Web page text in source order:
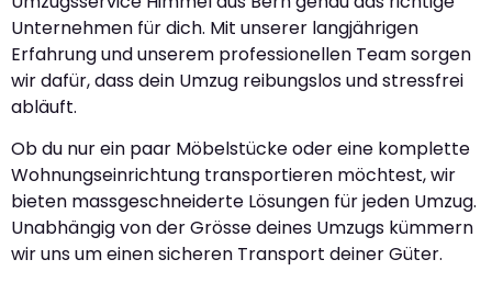
Unternehmen für dich. Mit unserer langjährigen
Erfahrung und unserem professionellen Team sorgen
wir dafür, dass dein Umzug reibungslos und stressfrei
abläuft.
Ob du nur ein paar Möbelstücke oder eine komplette
Wohnungseinrichtung transportieren möchtest, wir
bieten massgeschneiderte Lösungen für jeden Umzug.
Unabhängig von der Grösse deines Umzugs kümmern
wir uns um einen sicheren Transport deiner Güter.